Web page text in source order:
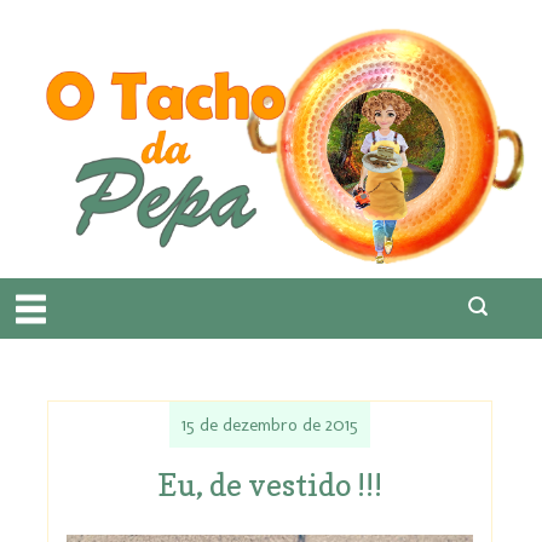
15 de dezembro de 2015
Eu, de vestido !!!